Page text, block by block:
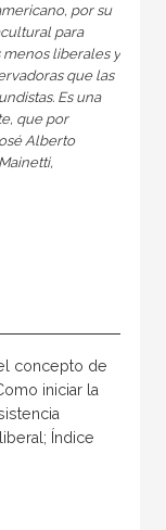
por su
para
menos liberales y
que las
Es una
que por
Alberto
concepto de
iniciar la
Índice